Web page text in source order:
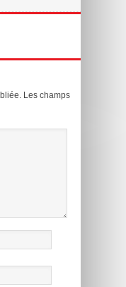
Les champs